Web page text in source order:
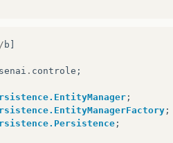
/ b ]
senai . controle ;
;
;
;